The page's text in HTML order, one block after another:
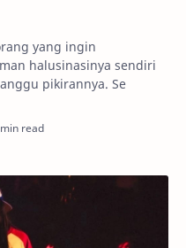
yang ingin
halusinasinya sendiri
pikirannya. Se
read